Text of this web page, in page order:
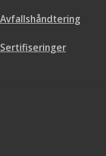
Avfallshåndtering
Sertifiseringer